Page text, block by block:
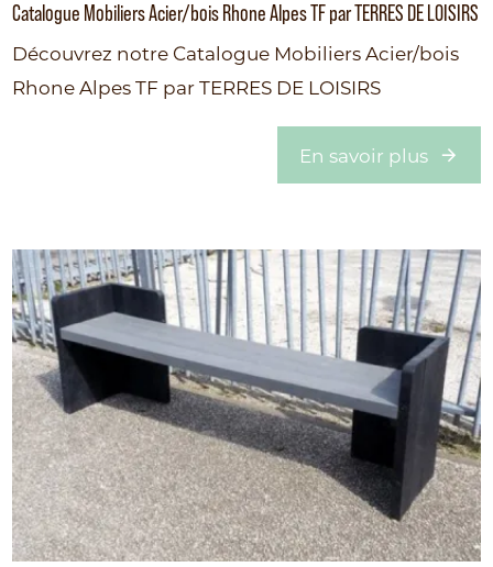
Catalogue Mobiliers Acier/bois Rhone Alpes TF par TERRES DE LOISIRS
Découvrez notre Catalogue Mobiliers Acier/bois
Rhone Alpes TF par TERRES DE LOISIRS
En savoir plus